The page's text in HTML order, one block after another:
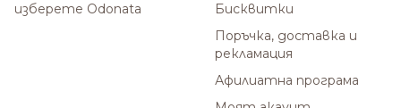
изберете Odonata
Бисквитки
Поръчка, доставка и
рекламация
Афилиатна програма